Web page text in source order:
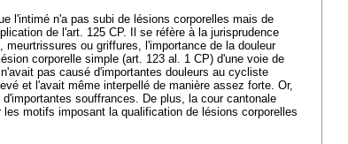
l'intimé n'a pas subi de lésions corporelles mais de
de l'art. 125 CP. Il se réfère à la jurisprudence
ou griffures, l'importance de la douleur
corporelle simple (art. 123 al. 1 CP) d'une voie de
pas causé d'importantes douleurs au cycliste
et l'avait même interpellé de manière assez forte. Or,
souffrances. De plus, la cour cantonale
motifs imposant la qualification de lésions corporelles